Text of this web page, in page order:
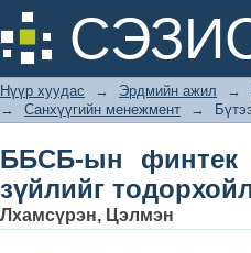
ББСБ-ын финтек
Нүүр хуудас → Эрдмийн ажил →
→
Санхүүгийн менежмент →
ББСБ-ын финтек
зүйлийг
Лхамсүрэн, Цэлмэн